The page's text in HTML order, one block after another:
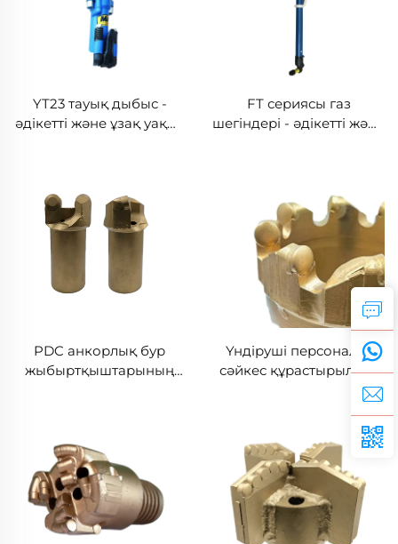
құрылыс проекттерінің
әділетті қызмет етуін
көмектеседі
YT23 тауық дыбыс -
әдікетті және ұзақ уақыт
FT сериясы газ
шегіндері - әдікетті және
PDC анкорлық бур
жыбыртқыштарының
болады
Үндіруші персоналға
сәйкес құрастырылған